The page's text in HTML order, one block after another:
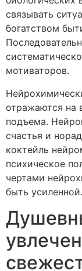
связывать
богатством
мотиваторов.
отражаются на
подъема.
счастья и
коктейль
психическое
чертами
быть усиленной.